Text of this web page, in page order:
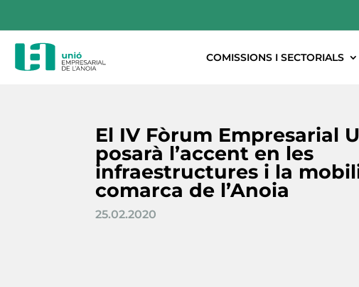
COMISSIONS I SECTORIALS
El IV Fòrum Empresarial
posarà l’accent en les
infraestructures i la
comarca de l’Anoia
25.02.2020